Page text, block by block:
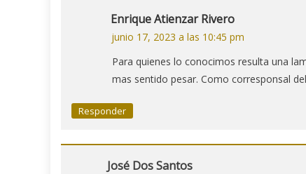
Enrique Atienzar Rivero
junio 17, 2023 a las 10:45 pm
Para quienes lo conocimos resulta una
mas sentido pesar. Como corresponsal
Responder
José Dos Santos